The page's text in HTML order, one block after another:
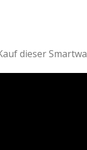
dieser